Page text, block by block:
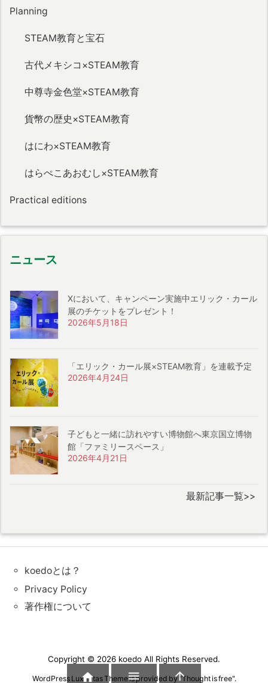
Planning
STEAM教育と宝石
古代メキシコ×STEAM教育
中尊寺金色堂×STEAM教育
貨幣の歴史×STEAM教育
はにわ×STEAM教育
はらぺこあおむし×STEAM教育
Practical editions
ニュース
Xにおいて、キャンペーン実施中エリック・カール
展のチケットをプレゼント！
2026年5月18日
「エリック・カール展×STEAM教育」を連載予定
2026年4月24日
子どもと一緒に訪れやすい博物館へ東京国立博物
館「ファミリースペース」
2026年4月21日
最新記事一覧>>
koedoとは？
Privacy Policy
著作権について
Copyright © 2026 koedo All Rights Reserved.
WordPress Luxeritas Theme is provided by "Thought is free".
  